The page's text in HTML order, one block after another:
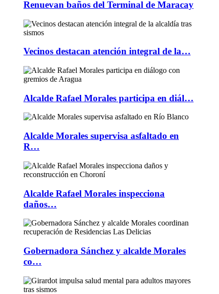
Renuevan baños del Terminal de Maracay
Vecinos destacan atención integral de la…
Alcalde Rafael Morales participa en diál…
Alcalde Morales supervisa asfaltado en
R…
Alcalde Rafael Morales inspecciona
daños…
Gobernadora Sánchez y alcalde Morales
co…